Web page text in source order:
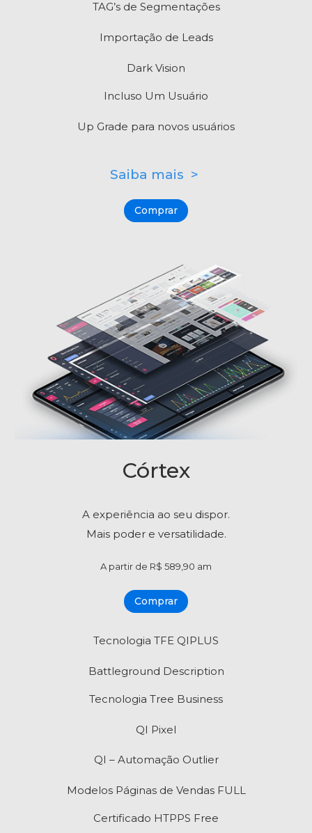
TAG’s de Segmentações
Importação de Leads
Dark Vision
Incluso Um Usuário
Up Grade para novos usuários
Saiba mais >
Comprar
Córtex
A experiência ao seu dispor.
Mais poder e versatilidade.
A partir de R$ 589,90 am
Comprar
Tecnologia TFE QIPLUS
Battleground Description
Tecnologia Tree Business
QI Pixel
QI – Automação Outlier
Modelos Páginas de Vendas FULL
Certificado HTPPS Free